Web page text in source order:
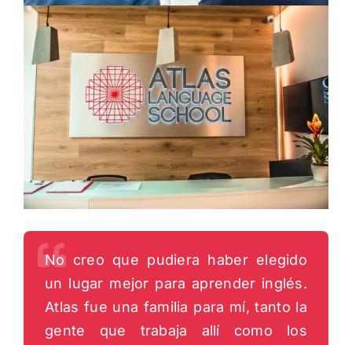
No creo que pudiera haber elegido
un lugar mejor para aprender inglés.
Atlas fue una familia para mí, tanto la
gente que trabaja allí como los